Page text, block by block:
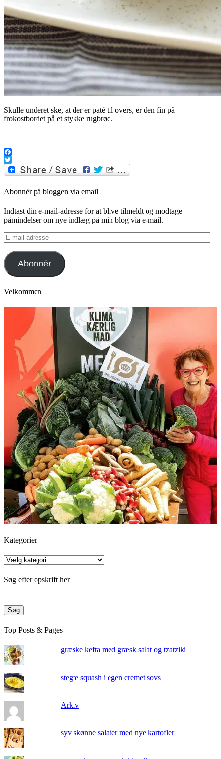
Skulle underet ske, at der er paté til overs, er den fin på
frokostbordet på et stykke rugbrød.
Facebook
Twitter
Abonnér på bloggen via email
Indtast din e-mail-adresse for at blive tilmeldt og modtage
påmindelser om nye indlæg på min blog via e-mail.
E-
mail
adresse
Abonnér
Velkommen
Kategorier
Kategorier
Søg efter opskrift her
Søg
Top Posts & Pages
græske kefta med græsk salat og tzatziki
stegte squash i egen cremet sovs
Arkiv
syv skønne salater med nye kartofler